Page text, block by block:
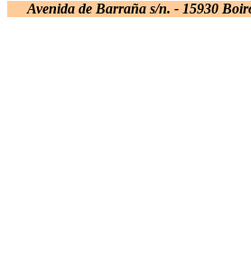
Avenida de Barraña s/n. - 15930